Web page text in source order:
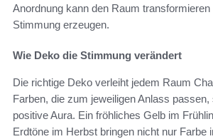
Anordnung kann den Raum transformieren
Stimmung erzeugen.
Wie Deko die Stimmung verändert
Die richtige Deko verleiht jedem Raum
Farben, die zum jeweiligen Anlass
positive Aura. Ein fröhliches Gelb im
Erdtöne im Herbst bringen nicht nur Farbe